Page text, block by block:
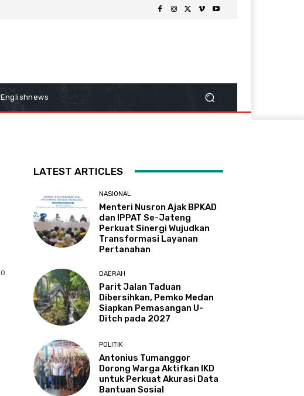
Englishnews
0
LATEST ARTICLES
NASIONAL
Menteri Nusron Ajak BPKAD
dan IPPAT Se-Jateng
Perkuat Sinergi Wujudkan
Transformasi Layanan
Pertanahan
DAERAH
Parit Jalan Taduan
Dibersihkan, Pemko Medan
Siapkan Pemasangan U-
Ditch pada 2027
POLITIK
Antonius Tumanggor
Dorong Warga Aktifkan IKD
untuk Perkuat Akurasi Data
Bantuan Sosial